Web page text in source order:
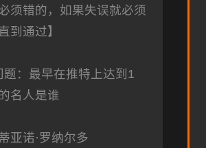
须错的，如果失误就必须
到通过】
题：最早在推特上达到1
名人是谁
亚诺·罗纳尔多